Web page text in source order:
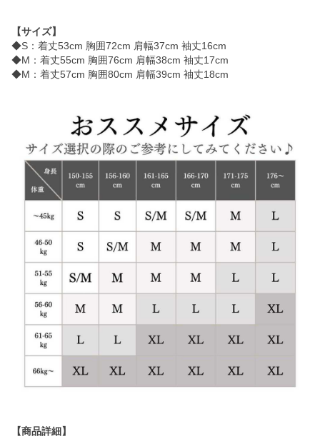
【サイズ】
◆S：着丈53cm 胸囲72cm 肩幅37cm 袖丈16cm
◆M：着丈55cm 胸囲76cm 肩幅38cm 袖丈17cm
◆M：着丈57cm 胸囲80cm 肩幅39cm 袖丈18cm
【商品詳細】